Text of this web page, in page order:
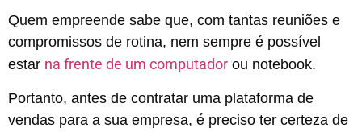
Quem empreende sabe que, com tantas reuniões e
compromissos de rotina, nem sempre é possível
estar na frente de um computador ou notebook.
Portanto, antes de contratar uma plataforma de
vendas para a sua empresa, é preciso ter certeza de